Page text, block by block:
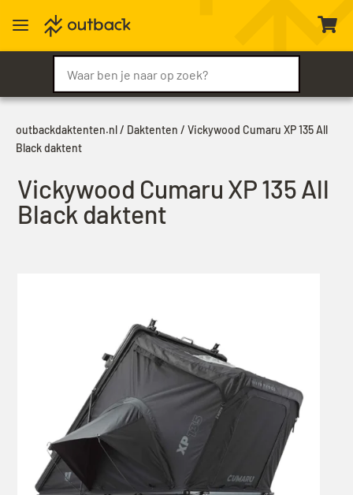
a 
outbackdaktenten.nl/ Daktenten / Vickywood Cumaru XP 135 All
Black daktent
Vickywood Cumaru XP 135 All
Black daktent